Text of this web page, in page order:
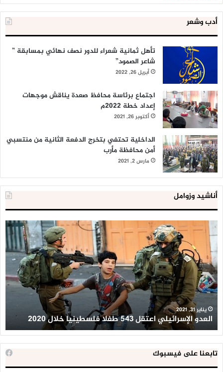
أدب وشعر
تأهل ثمانية شعراء للدور نصف نهائي بمسابقة ”
شاعر الصمود”
أبريل 26, 2022
اجتماع برئاسة محافظ صعدة يناقش موجهات
إعداد خطة 2022م
أكتوبر 26, 2021
الداخلية تحتفي بتخرج الدفعة الثانية من منتسبي
أمن محافظة مأرب
مارس 2, 2021
أناشيد وزوامل
العدو
الإسرائيلي
اعتقل
543
طفلا
فلسطينيا
خلال
2020
يناير 31, 2021
العدو الإسرائيلي اعتقل 543 طفلا فلسطينيا خلال 2020
تابعنا على فيسبوك